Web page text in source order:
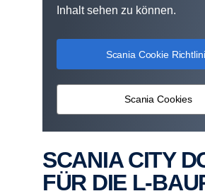
Inhalt sehen zu können.
Scania Cookie
Scania Cookies
SCANIA CITY DOOR
FÜR DIE L-​